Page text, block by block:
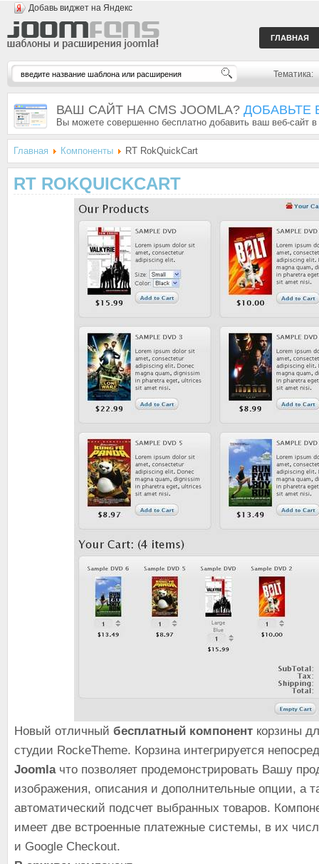
Добавь виджет на Яндекс
ГЛАВНАЯ
Тематика:
ВАШ САЙТ НА CMS JOOMLA? ДОБАВЬТЕ
Вы можете совершенно бесплатно добавить ваш веб-сайт
Главная Компоненты RT RokQuickCart
RT ROKQUICKCART
Новый отличный бесплатный компонент корзины
студии RockeTheme. Корзина интегрируется
Joomlaчто позволяет продемонстрировать Вашу
изображения, описания и дополнительные опции, а
автоматический подсчет выбранных товаров.
имеет две встроенные платежные системы, в их
и Google Checkout.